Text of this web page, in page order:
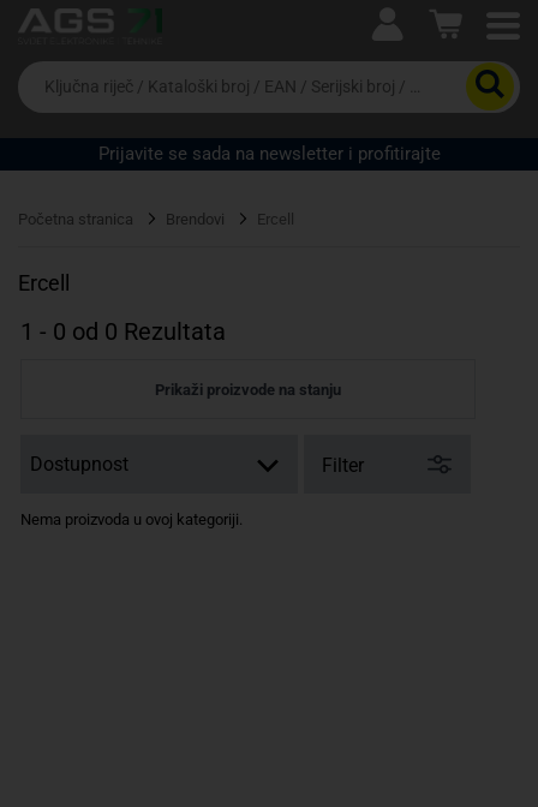
Ova postavka prilagođava asortiman proizvoda i
cijene vašim potrebama.
Da
biste
potražili
proizvod,
unesite
riječ,
EAN
serijski
Prijavite se sada na newsletter i profitirajte
Početna stranica Brendovi Ercell
Ercell
1 - 0 od 0 Rezultata
Prikaži proizvode na stanju
Filter
Nema proizvoda u ovoj kategoriji.